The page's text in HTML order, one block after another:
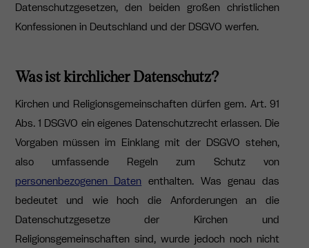
Datenschutzgesetzen, den beiden großen christlichen
Konfessionen in Deutschland und der DSGVO werfen.
Was ist kirchlicher Datenschutz?
Kirchen und Religionsgemeinschaften dürfen gem. Art. 91
Abs. 1 DSGVO ein eigenes Datenschutzrecht erlassen. Die
Vorgaben müssen im Einklang mit der DSGVO stehen,
also umfassendeRegeln zum Schutz von
personenbezogenen Daten enthalten. Was genau das
bedeutet und wie hoch die Anforderungen an die
Datenschutzgesetze der Kirchen und
Religionsgemeinschaften sind, wurde jedoch noch nicht